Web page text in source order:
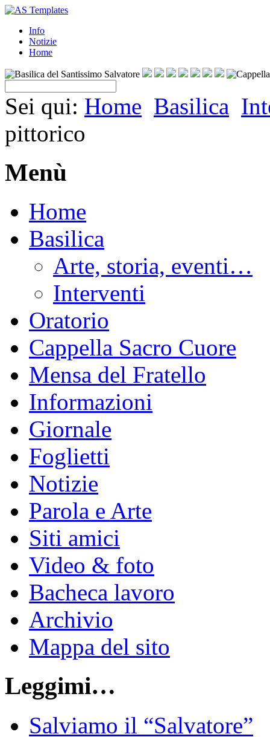
Info
Notizie
Home
Sei qui: Home Basilica
pittorico
Menù
Home
Basilica
Arte, storia, eventi…
Interventi
Oratorio
Cappella Sacro Cuore
Mensa del Fratello
Informazioni
Giornale
Foglietti
Notizie
Parola e Arte
Siti amici
Video & foto
Bacheca lavoro
Archivio
Mappa del sito
Leggimi…
Salviamo il “Salvatore”